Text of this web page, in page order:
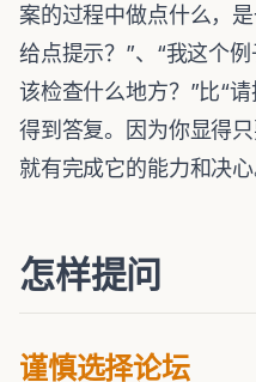
案的过程中做点什么，
给点提示？”、“我这个
该检查什么地方？”比“
得到答复。因为你显得
就有完成它的能力和决心
怎样提问
谨慎选择论坛